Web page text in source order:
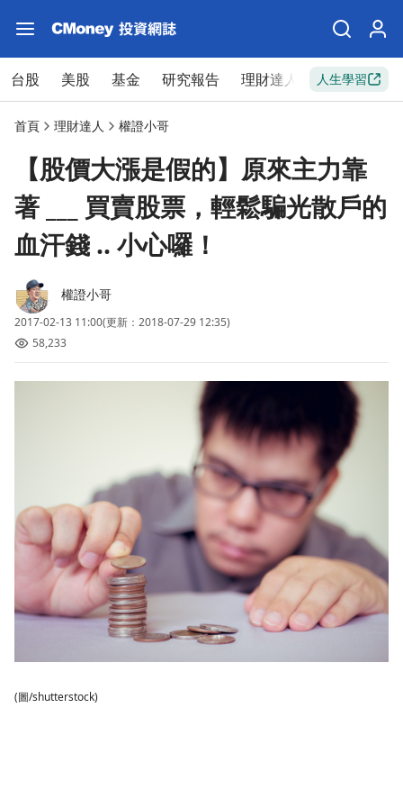
台股 美股 基金 研究報告 理財達人 新手入門
人生學習
首頁 理財達人 權證小哥
【股價大漲是假的】原來主力靠
著 ___ 買賣股票，輕鬆騙光散戶的
血汗錢 .. 小心囉！
權證小哥
2017-02-13 11:00(更新：2018-07-29 12:35)
58,233
(圖/shutterstock)